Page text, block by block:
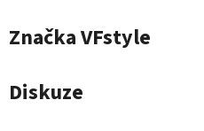
ZnačkaVFstyle
Diskuze